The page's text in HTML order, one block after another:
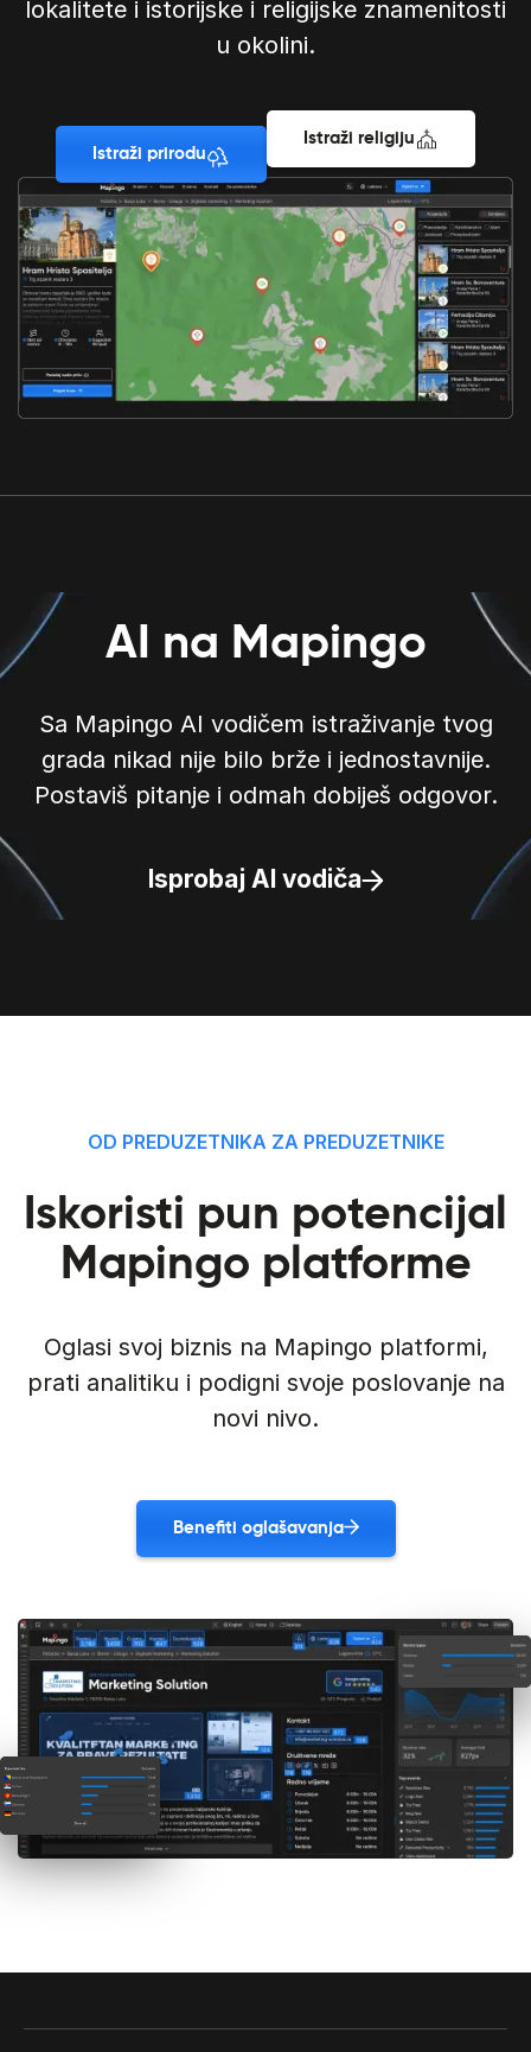
lokalitete i istorijske i religijske znamenitosti
u okolini.
Istraži prirodu
Istraži religiju
AI na Mapingo
Sa Mapingo AI vodičem istraživanje tvog
grada nikad nije bilo brže i jednostavnije.
Postaviš pitanje i odmah dobiješ odgovor.
Isprobaj AI vodiča
OD PREDUZETNIKA ZA PREDUZETNIKE
Iskoristi pun potencijal
Mapingo platforme
Oglasi svoj biznis na Mapingo platformi,
prati analitiku i podigni svoje poslovanje na
novi nivo.
Benefiti oglašavanja